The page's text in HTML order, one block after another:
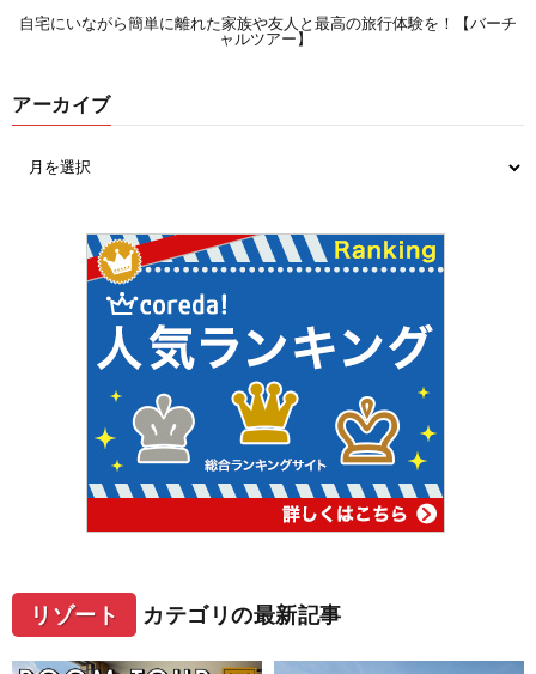
自宅にいながら簡単に離れた家族や友人と最高の旅行体験を！【バーチ
ャルツアー】
アーカイブ
リゾート カテゴリの最新記事